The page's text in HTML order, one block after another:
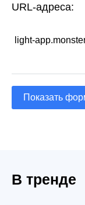
URL-адреса:
light-
Показать
В тренде